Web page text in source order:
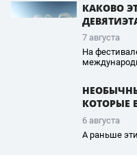
КАКОВО
7 августа
На
КОТОРЫЕ
6 августа
А раньше